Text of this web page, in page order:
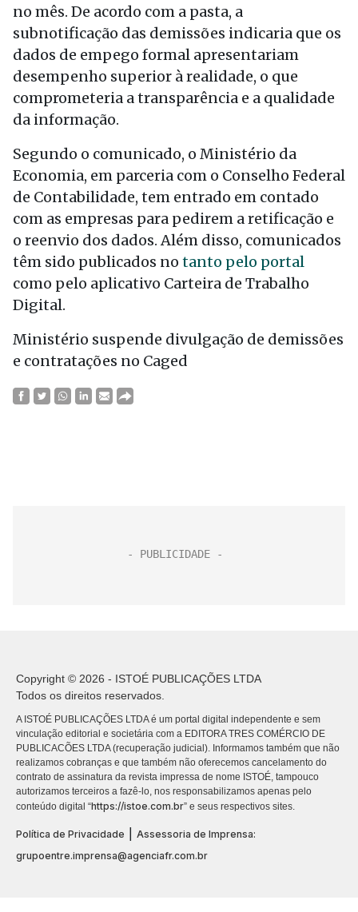
no mês. De acordo com a pasta, a
subnotificação das demissões indicaria que os
dados de empego formal apresentariam
desempenho superior à realidade, o que
comprometeria a transparência e a qualidade
da informação.
Segundo o comunicado, o Ministério da
Economia, em parceria com o Conselho Federal
de Contabilidade, tem entrado em contado
com as empresas para pedirem a retificação e
o reenvio dos dados. Além disso, comunicados
têm sido publicados no tanto pelo portal
como pelo aplicativo Carteira de Trabalho
Digital.
Ministério suspende divulgação de demissões
e contratações no Caged
Copyright © 2026 - ISTOÉ PUBLICAÇÕES LTDA
Todos os direitos reservados.
A ISTOÉ PUBLICAÇÕES LTDA é um portal digital independente e sem
vinculação editorial e societária com a EDITORA TRES COMÉRCIO DE
PUBLICACÕES LTDA (recuperação judicial). Informamos também que não
realizamos cobranças e que também não oferecemos cancelamento do
contrato de assinatura da revista impressa de nome ISTOÉ, tampouco
autorizamos terceiros a fazê-lo, nos responsabilizamos apenas pelo
conteúdo digital “https://istoe.com.br” e seus respectivos sites.
Política de Privacidade
Assessoria de Imprensa:
grupoentre.imprensa@agenciafr.com.br